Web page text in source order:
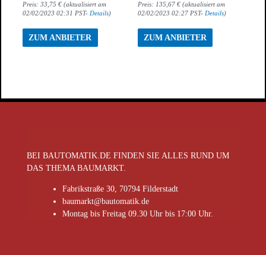
Preis:33,75€ (aktualisiert am
02/02/2023 02:31 PST- Details)
ZUM ANBIETER
Preis: 135,67 €(aktualisiert am
02/02/2023 02:27 PST- Details)
ZUM ANBIETER
BEI BAUTOMATIK.DE FINDEN SIE ALLES RUND UM
DAS THEMA BAUMARKT.
Fabrikstraße 30, 70794 Filderstadt
baumarkt@bautomatik.de
Montag bis Freitag 09.30 Uhr bis 17:00 Uhr.